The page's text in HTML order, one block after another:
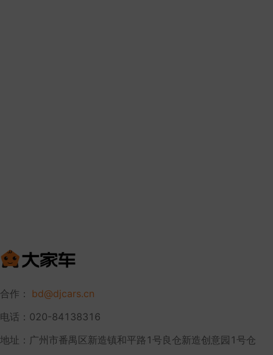
合作： bd@djcars.cn
电话：020-84138316
地址：广州市番禺区新造镇和平路1号良仓新造创意园1号仓